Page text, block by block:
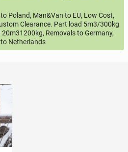
Poland, Man&Van to EU, Low Cost,
Clearance. Part load 5m3/300kg
20m31200kg, Removals to Germany,
Netherlands